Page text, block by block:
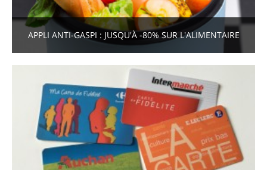
APPLI ANTI-GASPI : JUSQU'À -80% SUR L'ALIMENTAIRE